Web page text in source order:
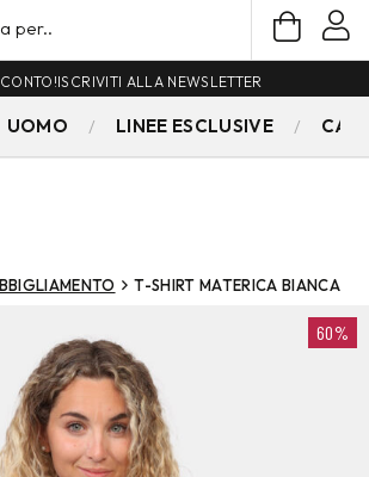
ISCRIVITI ALLA NEWSLETTER
UOMO LINEE ESCLUSIVE
T-SHIRT MATERICA BIANCA
60%